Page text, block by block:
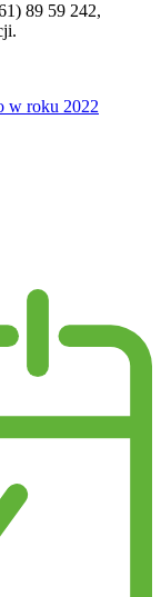
89 59 242,
w roku 2022